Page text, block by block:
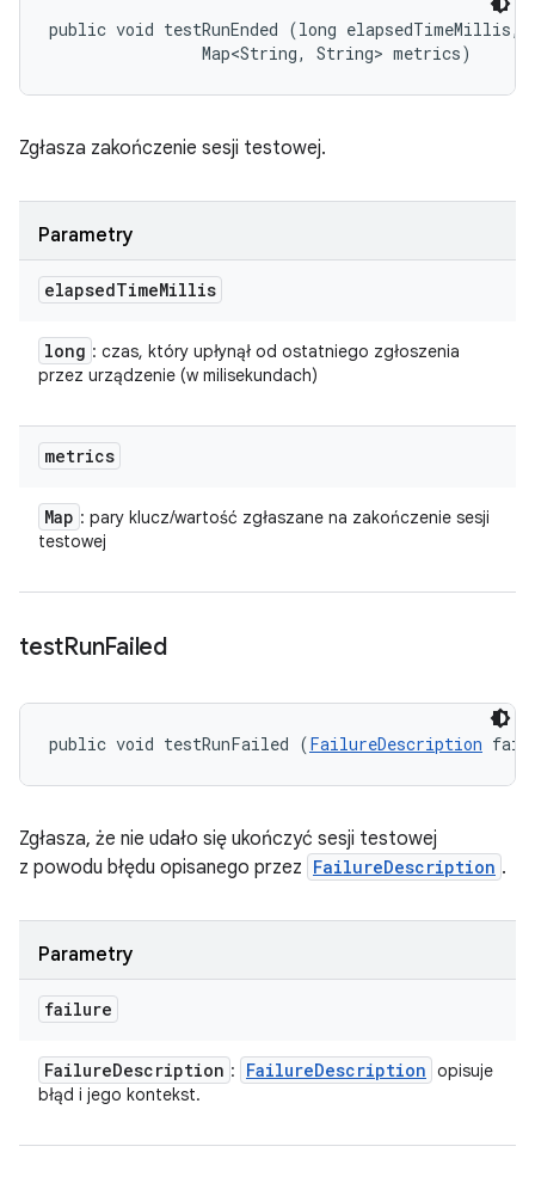
public void testRunEnded (long elapsedTimeMillis,
                Map<String, String> metrics)
Zgłasza zakończenie sesji testowej.
Parametry
elapsedTimeMillis
long : czas, który upłynął od ostatniego zgłoszenia
przez urządzenie (w milisekundach)
metrics
Map : pary klucz/wartość zgłaszane na zakończenie sesji
testowej
testRunFailed
public void testRunFailed (FailureDescription
Zgłasza, że nie udało się ukończyć sesji testowej
z powodu błędu opisanego przez FailureDescription .
Parametry
failure
FailureDescription : FailureDescription opisuje
błąd i jego kontekst.